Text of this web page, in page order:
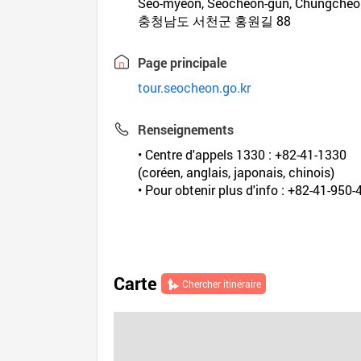
충청남도 서천군 홍원길 88
Page principale
tour.seocheon.go.kr
Renseignements
• Centre d'appels 1330 : +82-41-1330
(coréen, anglais, japonais, chinois)
• Pour obtenir plus d'info : +82-41-950-
Carte Chercher itinéraire